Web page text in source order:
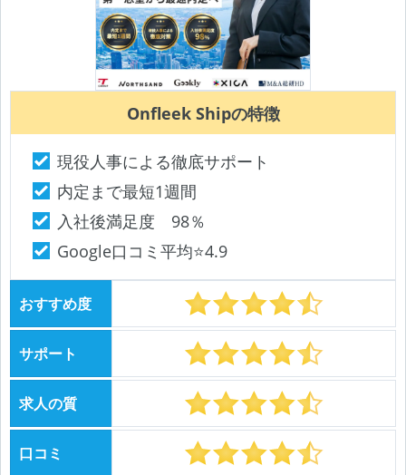
Onfleek Shipの特徴
現役人事による徹底サポート
内定まで最短1週間
入社後満足度 98％
Google口コミ平均⭐️4.9
おすすめ度
サポート
求人の質
口コミ